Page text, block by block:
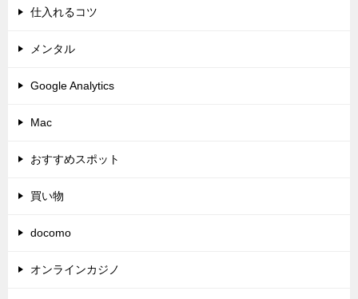
仕入れるコツ
メンタル
Google Analytics
Mac
おすすめスポット
買い物
docomo
オンラインカジノ